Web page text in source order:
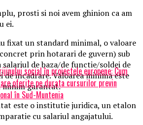
prosti si noi avem ghinion ca am
ei.
fixat un standard minimal, o valoare
prin hotarari de guvern) sub
salariul de baza/de functie/soldei de
incadrare. Valoarea minima este
garantat.
este o institutie juridica, un etalon
cu salariul angajatului.
social în proiectele europene: Cum
oferite pe durata cursurilor previn
în Sud-Muntenia